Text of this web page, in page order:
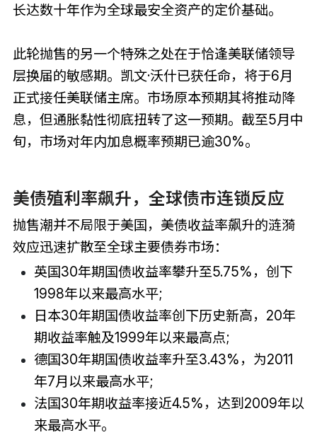
长达数十年作为全球最安全资产的定价基础。
此轮抛售的另一个特殊之处在于恰逢美联储领导
层换届的敏感期。凯文·沃什已获任命，将于6月
正式接任美联储主席。市场原本预期其将推动降
息，但通胀黏性彻底扭转了这一预期。截至5月中
旬，市场对年内加息概率预期已逾30%。
美债殖利率飙升，全球债市连锁反应
抛售潮并不局限于美国，美债收益率飙升的涟漪
效应迅速扩散至全球主要债券市场：
英国30年期国债收益率攀升至5.75%，创下
1998年以来最高水平;
日本30年期国债收益率创下历史新高，20年
期收益率触及1999年以来最高点;
德国30年期国债收益率升至3.43%，为2011
年7月以来最高水平;
法国30年期收益率接近4.5%，达到2009年以
来最高水平。